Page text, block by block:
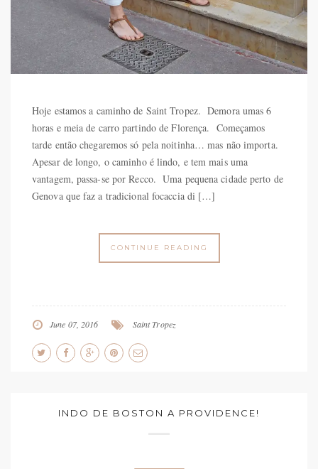
Hoje estamos a caminho de Saint Tropez. Demora umas 6
horas e meia de carro partindo de Florença. Começamos
tarde então chegaremos só pela noitinha… mas não importa.
Apesar de longo, o caminho é lindo, e tem mais uma
vantagem, passa-se por Recco. Uma pequena cidade perto de
Genova que faz a tradicional focaccia di […]
CONTINUE READING
June 07, 2016 Saint Tropez
INDO DE BOSTON A PROVIDENCE!